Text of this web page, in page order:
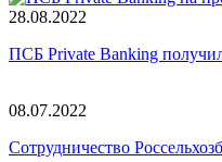
28.08.2022
ПСБ Private Banking
08.07.2022
Сотрудничество